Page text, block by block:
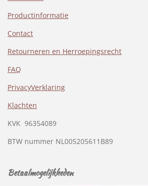
Productinformatie
Contact
Retourneren en Herroepingsrecht
FAQ
PrivacyVerklaring
Klachten
KVK 96354089
BTW nummer NL005205611B89
Betaalmogelijkheden